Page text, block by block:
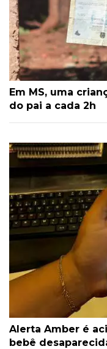
Em MS, uma
do pai a cada 2h
Alerta Amber é
bebê